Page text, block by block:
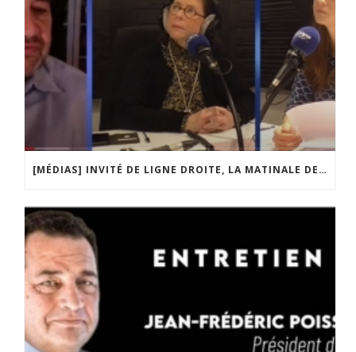
[MÉDIAS] INVITÉ DE LIGNE DROITE, LA MATINALE DE RADIO COURTOISIE